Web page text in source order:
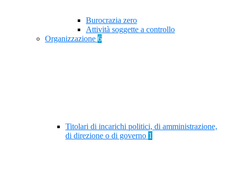
Burocrazia zero
Attività soggette a controllo
Organizzazione 6
Titolari di incarichi politici, di amministrazione,
di direzione o di governo 1